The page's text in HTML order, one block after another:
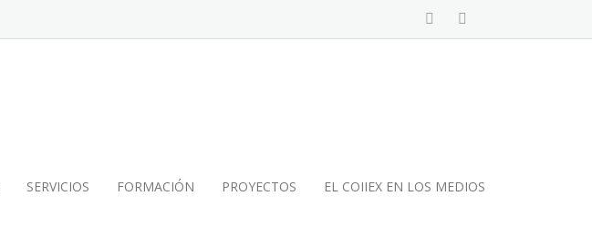
SERVICIOS FORMACIÓN PROYECTOS EL COIIEX EN LOS MEDIOS